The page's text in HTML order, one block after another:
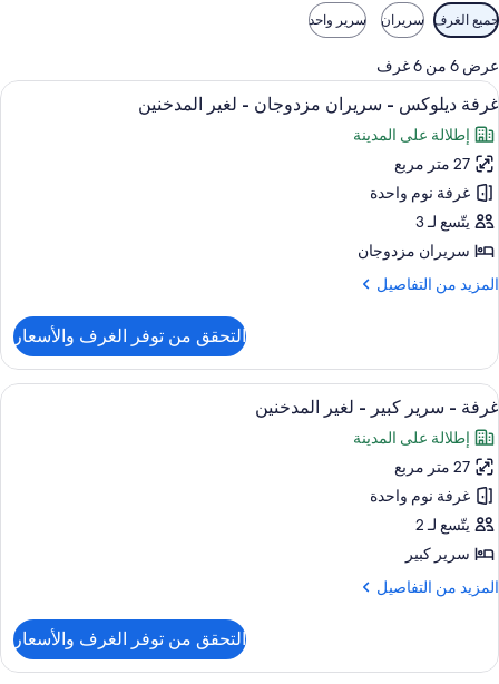
عوامل
التصفية
المتاحة
للغرف
جميع الغرف سريران سرير واحد
عرض 6 من 6 غرف
استعراض
جميع
صور
غرفة
ديلوكس
-
سريران
مزدوجان
-
أغطية فراش متميزة وألحفة محشوة
6
غرفة ديلوكس - سريران مزدوجان - لغير المدخنين
إطلالة على المدينة
27 متر مربع
غرفة نوم واحدة
يتّسع لـ 3
سريران مزدوجان
المزيد من التفاصيل
المزيد
غرفة
ديلوكس
-
سريران
مزدوجان
لغير
المدخنين
التحقق من توفر الغرف والأسعار
استعراض
جميع
صور
غرفة
-
سرير
كبير
-
لغير
6
غرفة - سرير كبير - لغير المدخنين
إطلالة على المدينة
27 متر مربع
غرفة نوم واحدة
يتّسع لـ 2
سرير كبير
المزيد من التفاصيل
المزيد
غرفة
التحقق من توفر الغرف والأسعار